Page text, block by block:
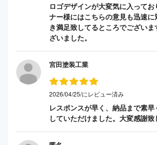
ロゴデザインが大変気に入ってお
ナー様にはこちらの意見も迅速
き満足致してるところでござい
ざいました。
宮田塗装工業
2026/04/25/にレビュー済み
レスポンスが早く、納品まで素
していただけました。大変感謝致